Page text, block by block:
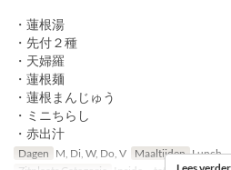
・蓮根湯
・先付２種
・天婦羅
・蓮根麺
・蓮根まんじゅう
・ミニちらし
・赤出汁
Dagen M, Di, W, Do, V Maaltijden Lunch